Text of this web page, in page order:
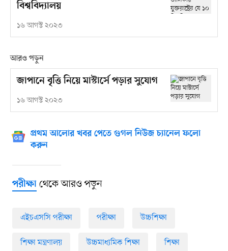
বিশ্ববিদ্যালয়
১৬ আগস্ট ২০২৩
আরও পড়ুন
জাপানে বৃত্তি নিয়ে মাস্টার্সে পড়ার সুযোগ
১৬ আগস্ট ২০২৩
প্রথম আলোর খবর পেতে গুগল নিউজ চ্যানেল ফলো
করুন
পরীক্ষাথেকে আরও পড়ুন
এইচএসসি পরীক্ষা পরীক্ষা উচ্চশিক্ষা
শিক্ষা মন্ত্রণালয় উচ্চমাধ্যমিক শিক্ষা শিক্ষা